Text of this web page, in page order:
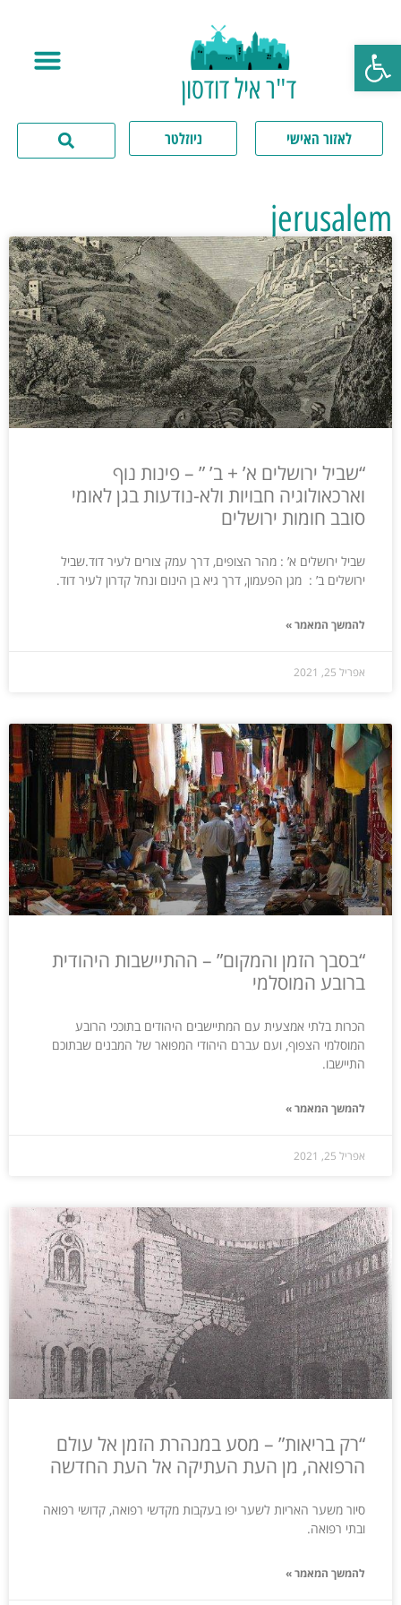
פתח סרגל נגישות
ד"ר איל דודסון
לאזור האישי ניוזלטר
jerusalem
“שביל ירושלים א’ + ב’ ” – פינות נוף
וארכאולוגיה חבויות ולא-נודעות בגן לאומי
סובב חומות ירושלים
שביל ירושלים א’ : מהר הצופים, דרך עמק צורים לעיר דוד.שביל
ירושלים ב’ : מגן הפעמון, דרך גיא בן הינום ונחל קדרון לעיר דוד.
להמשך המאמר »
אפריל 25, 2021
“בסבך הזמן והמקום” – ההתיישבות היהודית
ברובע המוסלמי
הכרות בלתי אמצעית עם המתיישבים היהודים בתוככי הרובע
המוסלמי הצפוף, ועם עברם היהודי המפואר של המבנים שבתוכם
התיישבו.
להמשך המאמר »
אפריל 25, 2021
“רק בריאות” – מסע במנהרת הזמן אל עולם
הרפואה, מן העת העתיקה אל העת החדשה
סיור משער האריות לשער יפו בעקבות מקדשי רפואה, קדושי רפואה
ובתי רפואה.
להמשך המאמר »